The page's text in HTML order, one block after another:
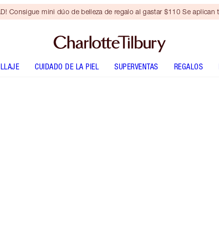
Consigue mini dúo de belleza de regalo al gastar $110 Se
CUIDADO DE LA PIEL SUPERVENTAS REGALOS